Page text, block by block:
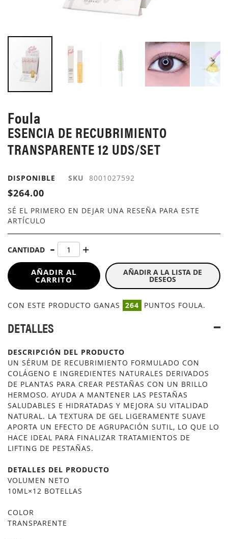
Foula
ESENCIA DE RECUBRIMIENTO
TRANSPARENTE 12 UDS/SET
DISPONIBLE SKU 8001027592
SÉ EL PRIMERO EN DEJAR UNA RESEÑA PARA ESTE
ARTÍCULO
$264.00
CANTIDAD
AÑADIR AL
CARRITO
AÑADIR A LA LISTA DE
DESEOS
CON ESTE PRODUCTO GANAS 264 PUNTOS FOULA.
DETALLES
DESCRIPCIÓN DEL PRODUCTO
UN SÉRUM DE RECUBRIMIENTO FORMULADO CON
COLÁGENO E INGREDIENTES NATURALES DERIVADOS
DE PLANTAS PARA CREAR PESTAÑAS CON UN BRILLO
HERMOSO. AYUDA A MANTENER LAS PESTAÑAS
SALUDABLES E HIDRATADAS Y MEJORA SU VITALIDAD
NATURAL. LA TEXTURA DE GEL LIGERAMENTE SUAVE
APORTA UN EFECTO DE AGRUPACIÓN SUTIL, LO QUE LO
HACE IDEAL PARA FINALIZAR TRATAMIENTOS DE
LIFTING DE PESTAÑAS.
DETALLES DEL PRODUCTO
VOLUMEN NETO
10ML×12 BOTELLAS
COLOR
TRANSPARENTE
COMIENZO
DE
LA
GALERÍA